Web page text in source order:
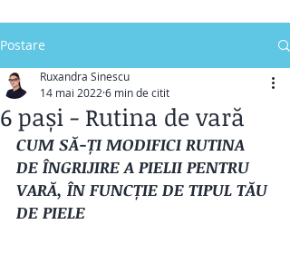
Postare
6 pași - Rutina de vară
Ruxandra Sinescu
14 mai 2022 6 min de citit
CUM SĂ-ȚI MODIFICI RUTINA
DE ÎNGRIJIRE A PIELII PENTRU
VARĂ, ÎN FUNCȚIE DE TIPUL TĂU
DE PIELE